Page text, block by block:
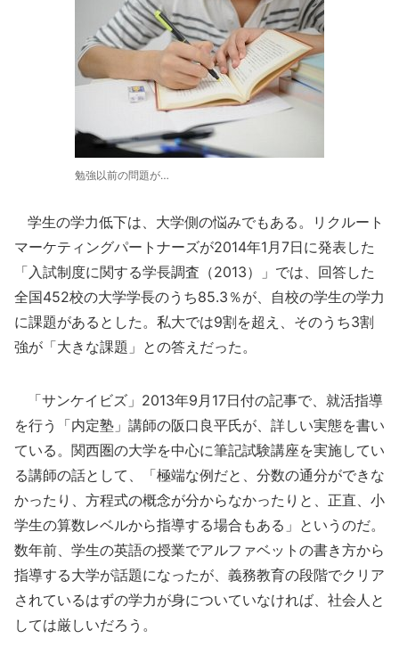
勉強以前の問題が…
学生の学力低下は、大学側の悩みでもある。リクルート
マーケティングパートナーズが2014年1月7日に発表した
「入試制度に関する学長調査（2013）」では、回答した
全国452校の大学学長のうち85.3％が、自校の学生の学力
に課題があるとした。私大では9割を超え、そのうち3割
強が「大きな課題」との答えだった。
「サンケイビズ」2013年9月17日付の記事で、就活指導
を行う「内定塾」講師の阪口良平氏が、詳しい実態を書い
ている。関西圏の大学を中心に筆記試験講座を実施してい
る講師の話として、「極端な例だと、分数の通分ができな
かったり、方程式の概念が分からなかったりと、正直、小
学生の算数レベルから指導する場合もある」というのだ。
数年前、学生の英語の授業でアルファベットの書き方から
指導する大学が話題になったが、義務教育の段階でクリア
されているはずの学力が身についていなければ、社会人と
しては厳しいだろう。